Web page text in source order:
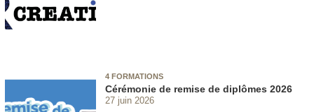
4 FORMATIONS
Cérémonie de remise de diplômes 2026
27 juin 2026